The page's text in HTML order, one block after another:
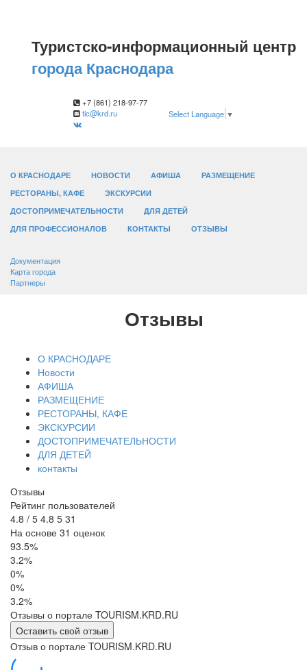
Туристско-информационный центр
города Краснодара
+7 (861) 218-97-77
tic@krd.ru
Select Language ▼
О КРАСНОДАРЕ НОВОСТИ АФИША
РАЗМЕЩЕНИЕ
РЕСТОРАНЫ, КАФЕ
ЭКСКУРСИИ
ДОСТОПРИМЕЧАТЕЛЬНОСТИ
ДЛЯ ДЕТЕЙ
ДЛЯ ПРОФЕССИОНАЛОВ
КОНТАКТЫ ОТЗЫВЫ
Документация
Карта города
Партнеры
Отзывы
О КРАСНОДАРЕ
Новости
АФИША
РАЗМЕЩЕНИЕ
РЕСТОРАНЫ, КАФЕ
ЭКСКУРСИИ
ДОСТОПРИМЕЧАТЕЛЬНОСТИ
ДЛЯ ДЕТЕЙ
контакты
Отзывы
Рейтинг пользователей
4.8 / 5 4.8 5 31
На основе 31 оценок
93.5%
3.2%
0%
0%
3.2%
Отзывы о портале TOURISM.KRD.RU
Оставить свой отзыв
Отзыв о портале TOURISM.KRD.RU